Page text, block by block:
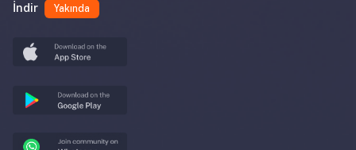
İndir Yakında